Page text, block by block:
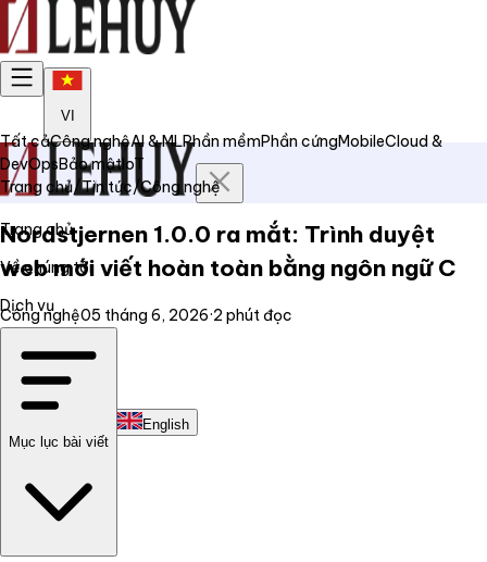
VI
Trang chủ
Về chúng tôi
Dịch vụ
Liên hệ
English
Tất cảCông nghệAI & MLPhần mềmPhần cứngMobileCloud &
DevOpsBảo mậtIoT
Trang chủ/Tin tức/Công nghệ
Nordstjernen 1.0.0 ra mắt: Trình duyệt
web mới viết hoàn toàn bằng ngôn ngữ C
Công nghệ05 tháng 6, 2026·2 phút đọc
Mục lục bài viết